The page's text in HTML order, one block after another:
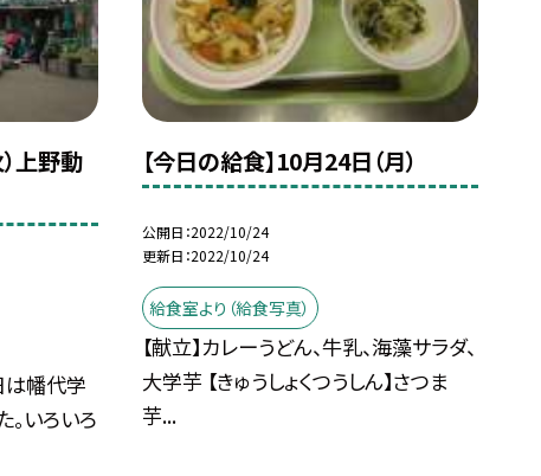
上野動
は幡代学
いろいろ
【今日の給食】10月24日（月）
公開日 2022/10/24
更新日 2022/10/24
給食室より（給食写真）
【献立】カレーうどん、牛乳、海藻サラダ、
大学芋 【きゅうしょくつうしん】さつま
芋...